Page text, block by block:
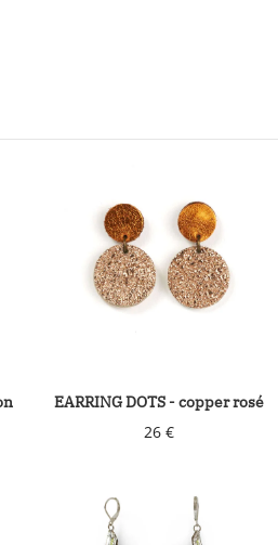
EARRING DOTS - copper rosé
26 €